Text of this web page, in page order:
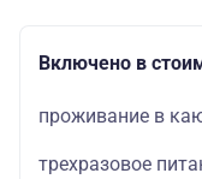
Включено в
проживание в
трехразовое